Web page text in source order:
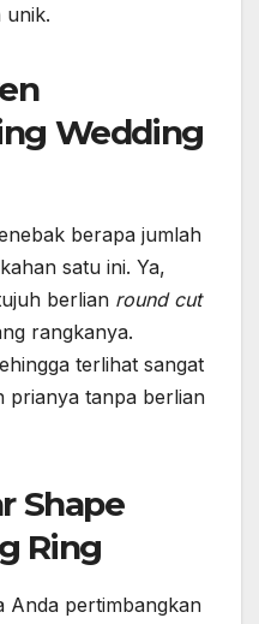
unik.
Wedding
berapa jumlah
satu ini. Ya,
berlian round cut
rangkanya.
terlihat sangat
prianya tanpa berlian
Shape
Ring
Anda pertimbangkan